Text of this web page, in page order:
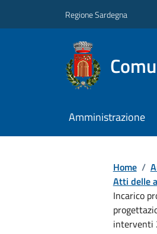
Regione Sardegna
Amministrazione
Home /
Atti delle
Incarico
interventi